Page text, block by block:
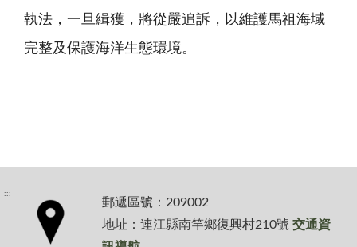
執法，一旦緝獲，將從嚴追訴，以維護馬祖海域
完整及保護海洋生態環境。
:::
郵遞區號：209002
地址：連江縣南竿鄉復興村210號 交通資